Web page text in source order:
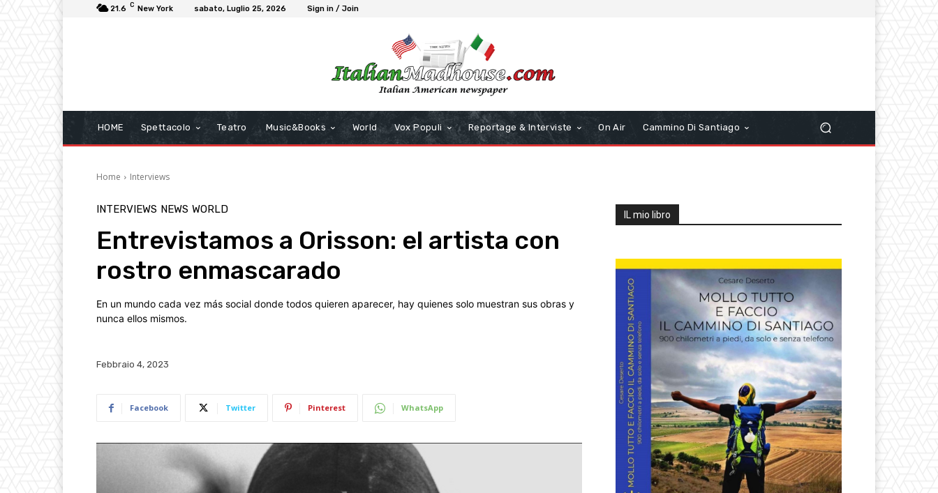
21.6 C New York sabato, Luglio 25, 2026 Sign in / Join
HOME Spettacolo Teatro Music&Books World Vox Populi Reportage & Interviste On Air Cammino Di Santiago
Home Interviews
INTERVIEWS NEWS WORLD
Entrevistamos a Orisson: el artista con
rostro enmascarado
En un mundo cada vez más social donde todos quieren aparecer, hay quienes solo muestran sus obras y
nunca ellos mismos.
Febbraio 4, 2023
Facebook Twitter Pinterest WhatsApp
IL mio libro